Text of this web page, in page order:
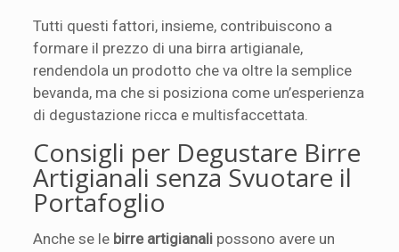
Tutti questi fattori, insieme, contribuiscono a
formare il prezzo di una birra artigianale,
rendendola un prodotto che va oltre la semplice
bevanda, ma che si posiziona come un’esperienza
di degustazione ricca e multisfaccettata.
Consigli per Degustare Birre
Artigianali senza Svuotare il
Portafoglio
Anche se le birre artigianali possono avere un